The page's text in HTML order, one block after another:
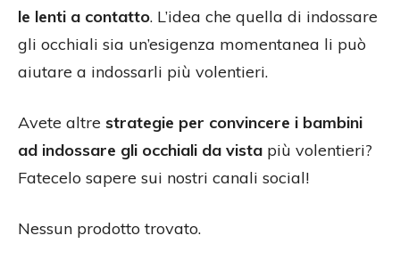
le lenti a contatto. L’idea che quella di indossare
gli occhiali sia un’esigenza momentanea li può
aiutare a indossarli più volentieri.
Avete altre strategie per convincere i bambini
ad indossare gli occhiali da vista più volentieri?
Fatecelo sapere sui nostri canali social!
Nessun prodotto trovato.